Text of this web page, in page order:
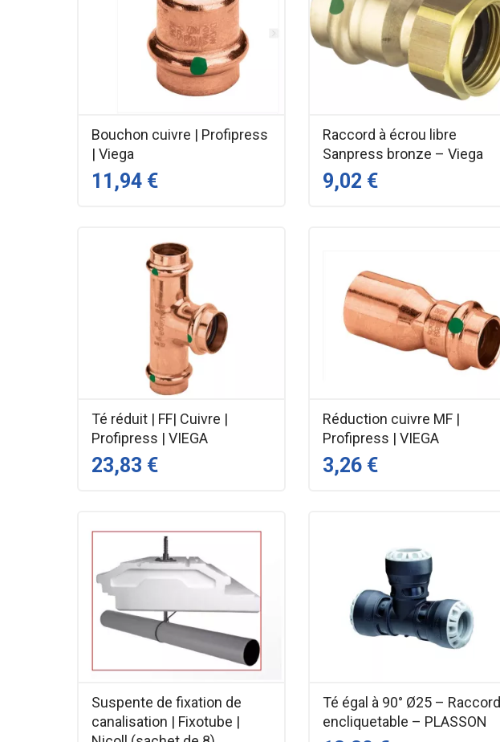
Bouchon cuivre | Profipress
| Viega
11,94 €
Raccord à écrou libre
Sanpress bronze – Viega
9,02 €
Té réduit | FF| Cuivre |
Profipress | VIEGA
23,83 €
Réduction cuivre MF |
Profipress | VIEGA
3,26 €
Suspente de fixation de
canalisation | Fixotube |
Té égal à 90° Ø25 – Raccord
encliquetable – PLASSON